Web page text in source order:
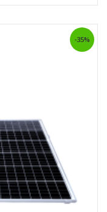
-35%